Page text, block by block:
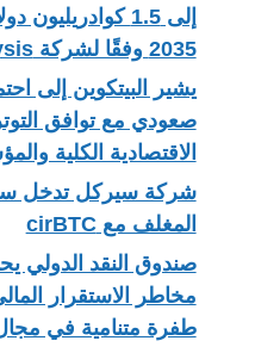
إلى 1.5
2035 وفقًا لشركة Chainalysis
يشير البيتكوين إلى
صعودي مع توافق
الاقتصادية الكلية
شركة سيركل تدخل
المغلف مع cirBTC
صندوق النقد الدولي
مخاطر الاستقرار
طفرة متنامية في